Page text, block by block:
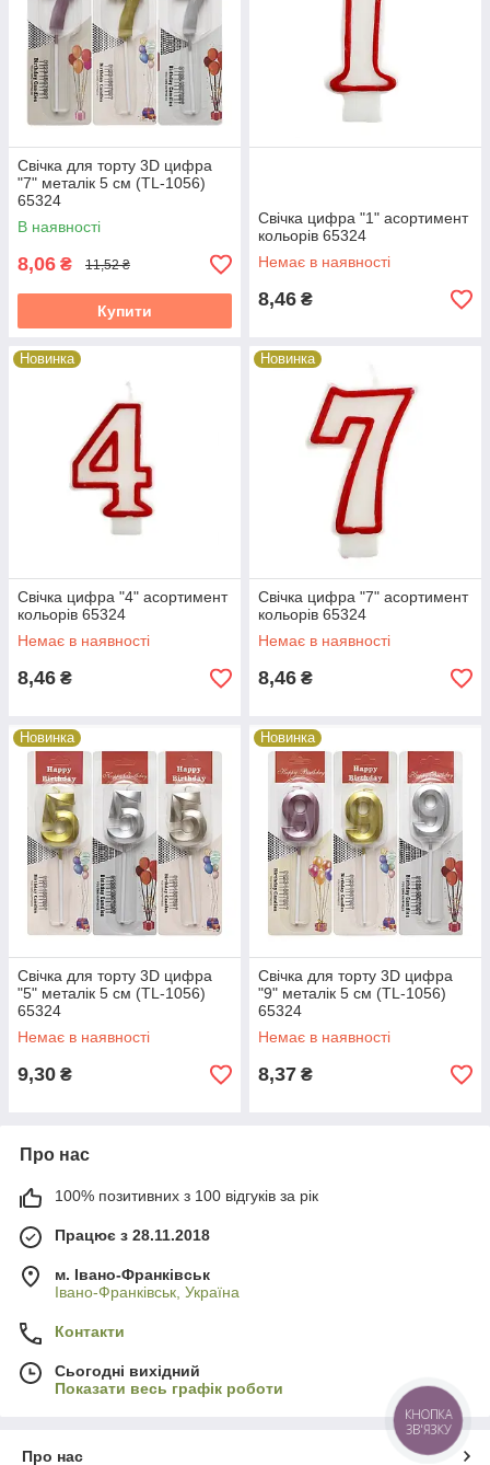
Свічка для торту 3D цифра
"7" металік 5 см (TL-1056)
65324
В наявності
8,06 ₴ 11,52 ₴
Купити
Свічка цифра "1" асортимент
кольорів 65324
Немає в наявності
8,46 ₴
Новинка
Свічка цифра "4" асортимент
кольорів 65324
Немає в наявності
8,46 ₴
Новинка
Свічка цифра "7" асортимент
кольорів 65324
Немає в наявності
8,46 ₴
Новинка
Свічка для торту 3D цифра
"5" металік 5 см (TL-1056)
65324
Немає в наявності
9,30 ₴
Новинка
Свічка для торту 3D цифра
"9" металік 5 см (TL-1056)
65324
Немає в наявності
8,37 ₴
Про нас
100% позитивних з 100 відгуків за рік
Працює з 28.11.2018
м. Івано-Франківськ
Івано-Франківськ, Україна
Контакти
Сьогодні вихідний
Показати весь графік роботи
Про нас
КНОПКА
ЗВ'ЯЗКУ